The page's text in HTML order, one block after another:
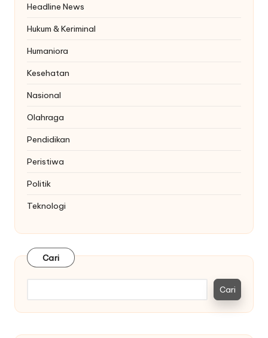
Headline News
Hukum & Keriminal
Humaniora
Kesehatan
Nasional
Olahraga
Pendidikan
Peristiwa
Politik
Teknologi
Cari
Cari